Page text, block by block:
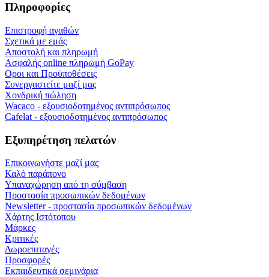
Πληροφορίες
Επιστροφή αγαθών
Σχετικά με εμάς
Αποστολή και πληρωμή
Ασφαλής online πληρωμή GoPay
Οροι και Προϋποθέσεις
Συνεργαστείτε μαζί μας
Χονδρική πώληση
Wacaco - εξουσιοδοτημένος αντιπρόσωπος
Cafelat - εξουσιοδοτημένος αντιπρόσωπος
Εξυπηρέτηση πελατών
Επικοινωνήστε μαζί μας
Καλό παράπονο
Υπαναχώρηση από τη σύμβαση
Προστασία προσωπικών δεδομένων
Newsletter - προστασία προσωπικών δεδομένων
Χάρτης Ιστότοπου
Μάρκες
Κριτικές
Δωροεπιταγές
Προσφορές
Εκπαιδευτικά σεμινάρια